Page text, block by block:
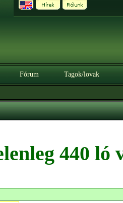
Fórum Tagok/lovak
440 ló